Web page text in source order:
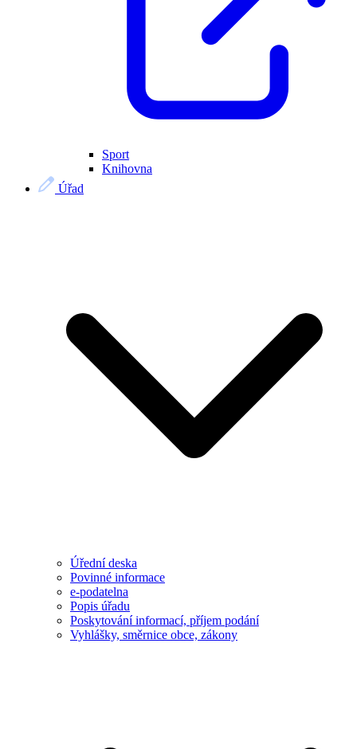
Sport
Knihovna
Úřad
Úřední deska
Povinné informace
e-podatelna
Popis úřadu
Poskytování informací, příjem podání
Vyhlášky, směrnice obce, zákony